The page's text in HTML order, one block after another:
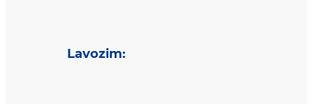
Lavozim: